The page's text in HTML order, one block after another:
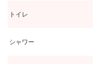
トイレ
シャワー